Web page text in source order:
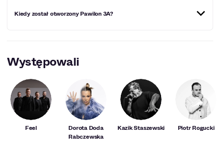
Dawida Podsiadło, Macieja Maleńczuka, oraz pokazy
Kiedy został otworzony Pawilon 3A?
Występowali
Feel
Dorota Doda
Rabczewska
Kazik Staszewski Piotr Rogucki